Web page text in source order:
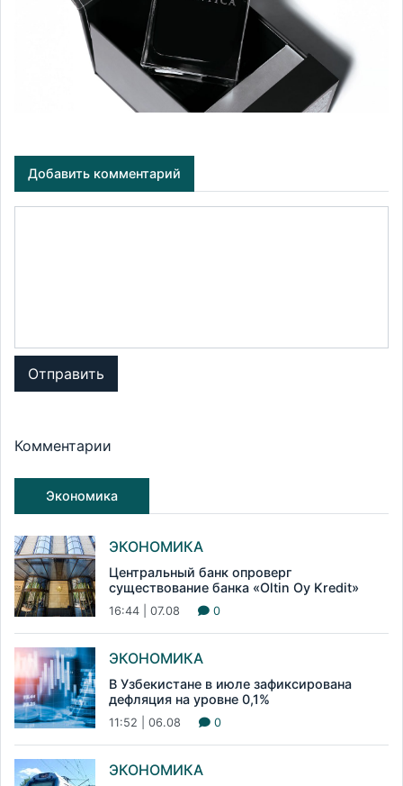
Добавить комментарий
Отправить
Комментарии
Экономика
ЭКОНОМИКА
Центральный банк опроверг
существование банка «Oltin Oy Kredit»
16:44 | 07.08 0
ЭКОНОМИКА
В Узбекистане в июле зафиксирована
дефляция на уровне 0,1%
11:52 | 06.08 0
ЭКОНОМИКА